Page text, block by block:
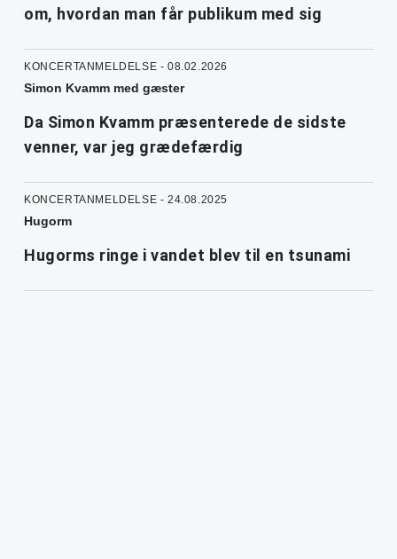
om, hvordan man får publikum med sig
KONCERTANMELDELSE - 08.02.2026
Simon Kvamm med gæster
Da Simon Kvamm præsenterede de sidste
venner, var jeg grædefærdig
KONCERTANMELDELSE - 24.08.2025
Hugorm
Hugorms ringe i vandet blev til en tsunami